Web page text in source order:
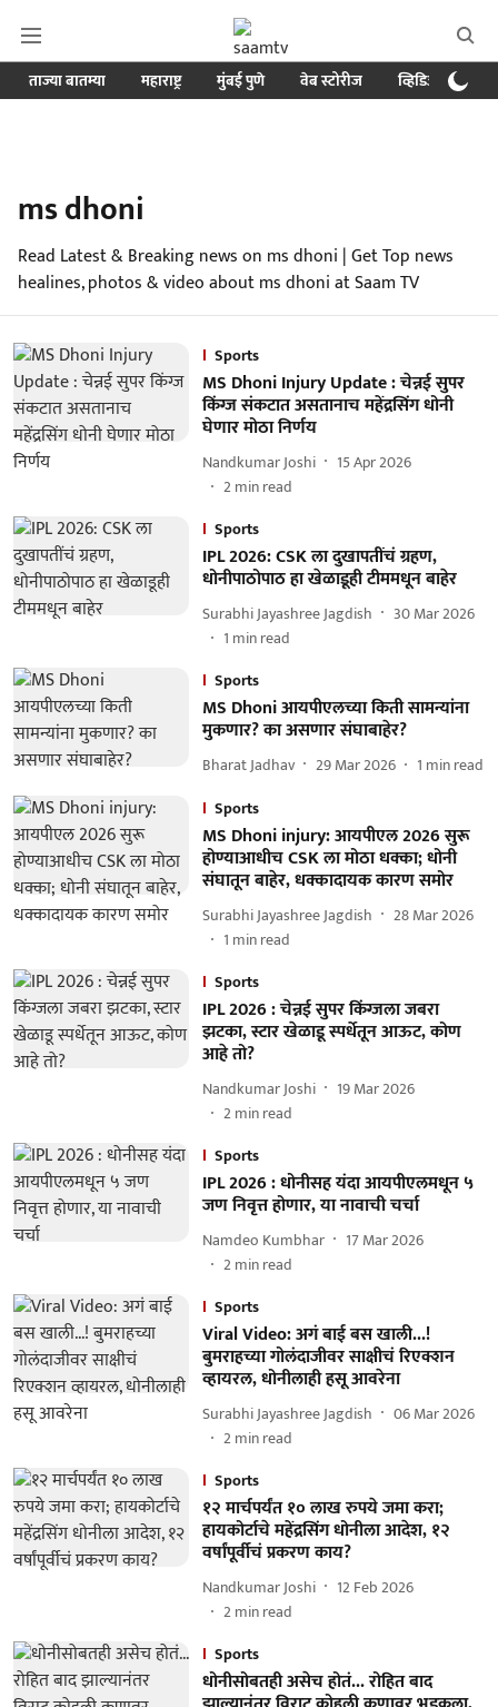
ताज्या बातम्या महाराष्ट्र मुंबई पुणे वेब स्टोरीज व्हिडिओ
ms dhoni
Read Latest & Breaking news on ms dhoni | Get Top news
healines, photos & video about ms dhoni at Saam TV
Sports
MS Dhoni Injury Update : चेन्नई सुपर
किंग्ज संकटात असतानाच महेंद्रसिंग धोनी
घेणार मोठा निर्णय
Nandkumar Joshi
15 Apr 2026
2min read
Sports
IPL 2026: CSK ला दुखापतींचं ग्रहण,
धोनीपाठोपाठ हा खेळाडूही टीममधून बाहेर
Surabhi Jayashree Jagdish
30 Mar 2026
1 min read
Sports
MS Dhoni आयपीएलच्या किती सामन्यांना
मुकणार? का असणार संघाबाहेर?
Bharat Jadhav 29 Mar 2026 1 min read
Sports
MS Dhoni injury: आयपीएल 2026 सुरू
होण्याआधीच CSK ला मोठा धक्का; धोनी
संघातून बाहेर, धक्कादायक कारण समोर
Surabhi Jayashree Jagdish
28 Mar 2026
1 min read
Sports
IPL 2026 : चेन्नई सुपर किंग्जला जबरा
झटका, स्टार खेळाडू स्पर्धेतून आऊट, कोण
आहे तो?
Nandkumar Joshi
19 Mar 2026
2min read
Sports
IPL 2026 : धोनीसह यंदा आयपीएलमधून ५
जण निवृत्त होणार, या नावाची चर्चा
Namdeo Kumbhar
17 Mar 2026
2min read
Sports
Viral Video: अगं बाई बस खाली...!
बुमराहच्या गोलंदाजीवर साक्षीचं रिएक्शन
व्हायरल, धोनीलाही हसू आवरेना
Surabhi Jayashree Jagdish
06 Mar 2026
2min read
Sports
१२ मार्चपर्यंत १० लाख रुपये जमा करा;
हायकोर्टाचे महेंद्रसिंग धोनीला आदेश, १२
वर्षांपूर्वीचं प्रकरण काय?
Nandkumar Joshi
12 Feb 2026
2min read
Sports
धोनीसोबतही असेच होतं... रोहित बाद